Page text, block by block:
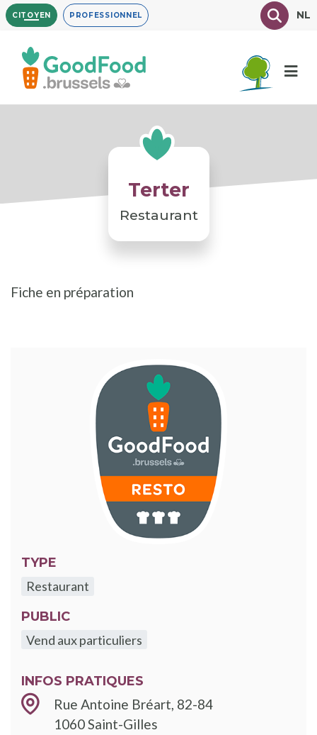
Aller
au
contenu
principal
CITOYEN PROFESSIONNEL TexteNL
Terter
Restaurant
Fiche en préparation
TYPE
Restaurant
PUBLIC
Vend aux particuliers
INFOS PRATIQUES
Rue Antoine Bréart, 82-84
1060Saint-Gilles